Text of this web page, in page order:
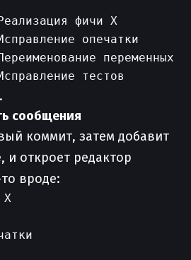
фичи X
опечатки
переменных
сообщения
коммит, затем добавит
и откроет редактор
вроде:
X